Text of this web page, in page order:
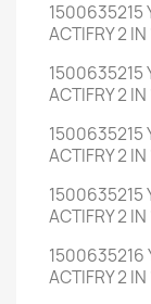
1500635215
ACTIFRY 2 IN
1500635215
ACTIFRY 2 IN
1500635215
ACTIFRY 2 IN
1500635215
ACTIFRY 2 IN
1500635216
ACTIFRY 2 IN